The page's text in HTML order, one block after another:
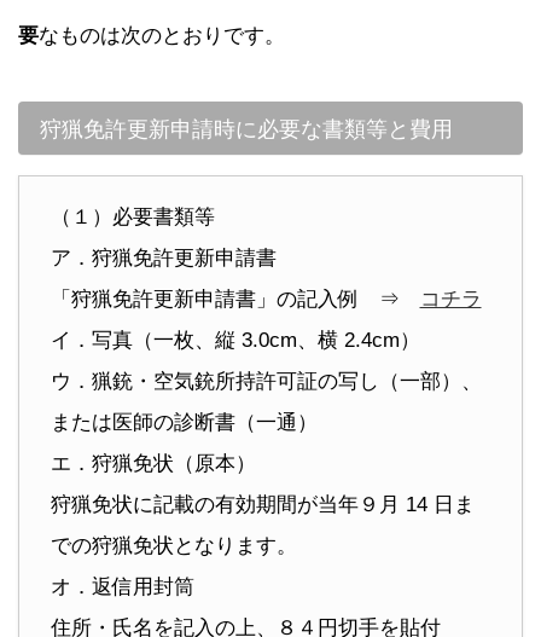
要なものは次のとおりです。
狩猟免許更新申請時に必要な書類等と費用
（１）必要書類等
ア．狩猟免許更新申請書
「狩猟免許更新申請書」の記入例 ⇒
コチラ
イ．写真（一枚、縦 3.0cm、横 2.4cm）
ウ．猟銃・空気銃所持許可証の写し（一部）、
または医師の診断書（一通）
エ．狩猟免状（原本）
狩猟免状に記載の有効期間が当年９月 14 日ま
での狩猟免状となります。
オ．返信用封筒
住所・氏名を記入の上、８４円切手を貼付